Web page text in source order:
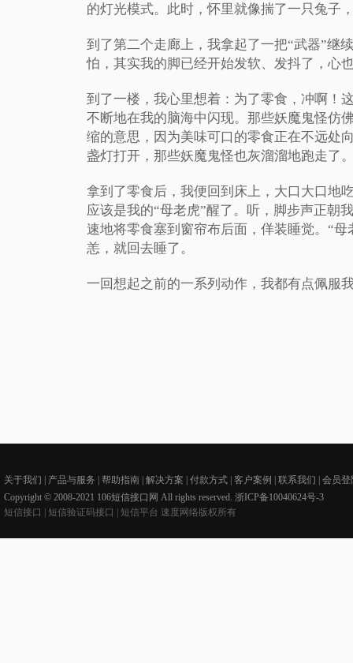
的灯光模式。此时，怀里就像揣了一只兔子
到了第二个走廊上，我拿起了一把“武器”继
怕，其实我的脚已经开始发软、发抖了，心
到了一楼，我心里想着：为了零食，冲啊！
不断地在我的脑海中闪现。那些妖魔鬼怪仿
缩的意思，因为美味可口的零食正在不远处
盏灯打开，那些妖魔鬼怪也灰溜溜地跑走了
拿到了零食后，我便回到床上，大口大口地
应该是我的“母老虎”醒了。听，脚步声正
速地将零食塞到窗帘布后面，佯装睡觉。“
恙，就回去睡了。
一回想起之前的一系列动作，我都有点佩服
关于我们 产品与服务 帮助指南 解决方案 付款方式 客户案例 联系我们
会员登
Copyright © 2008-2021 106短信接口网 All rights reserved. 浙ICP备10040624号-3
短信接口
短信验证码接口 | 短信平台 速度网络版权所有